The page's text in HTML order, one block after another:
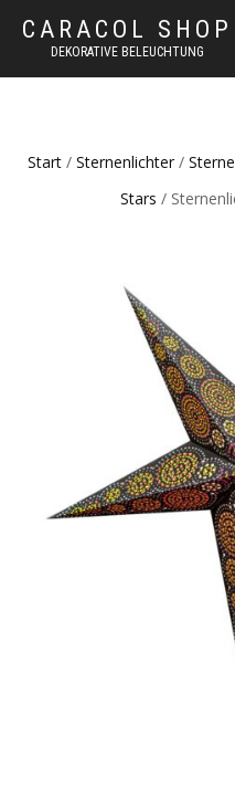
CARACOL SHOP
DEKORATIVE BELEUCHTUNG
Start/ Sternenlichter/
Stars /